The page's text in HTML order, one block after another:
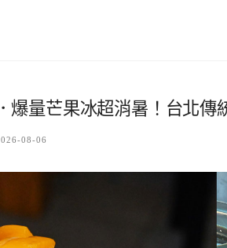
爆量芒果冰超消暑！台北傳
08-06